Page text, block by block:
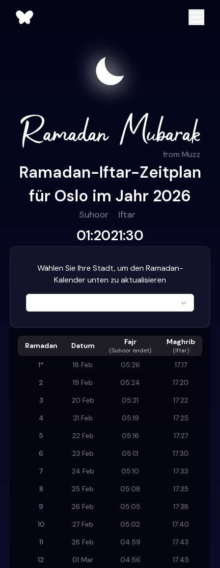
from Muzz
Ramadan-Iftar-Zeitplan
für Oslo im Jahr 2026
Suhoor
01:20
Iftar
21:30
Wählen Sie Ihre Stadt, um den Ramadan-
Kalender unten zu aktualisieren
Ramadan Datum Fajr
(Suhoor endet)
Maghrib
(Iftar)
1* 18 Feb 05:26
17:17
2
19 Feb 05:24
17:20
3
20 Feb 05:21
17:22
4
21 Feb 05:19
17:25
5
22 Feb 05:16
17:27
6
23 Feb 05:13
17:30
7
24 Feb 05:10
17:33
8
25 Feb 05:08
17:35
9
26 Feb 05:05
17:38
10
27 Feb 05:02
17:40
11
28 Feb 04:59
17:43
12
01 Mar 04:56
17:45